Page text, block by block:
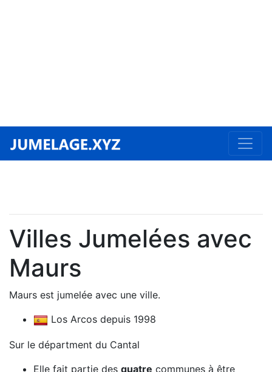
Villes Jumelées avec
Maurs
Maurs est jumelée avec une ville.
Los Arcos depuis 1998
Sur le départment du Cantal
Elle fait partie des quatre communes à être